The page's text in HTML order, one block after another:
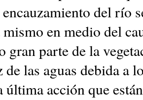
del río
en medio del
gran parte de la
las aguas debida a
acción que